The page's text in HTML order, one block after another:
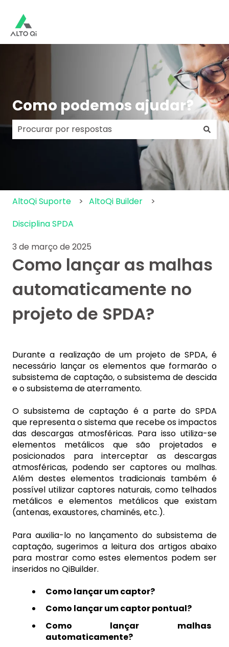
Como podemos ajudar?
Não há sugestões porque o campo de pesquisa
AltoQi Suporte
AltoQi Builder
Disciplina SPDA
3 de março de 2025
Como lançar as malhas
automaticamente no
projeto de SPDA?
Durante a realização de um projeto de SPDA, é
necessário lançar os elementos que formarão o
subsistema de captação, o subsistema de descida
e o subsistema de aterramento.
O subsistema de captação é a parte do SPDA
que representa o sistema que recebe os impactos
das descargas atmosféricas. Para isso utiliza-se
elementos metálicos que são projetados e
posicionados para interceptar as descargas
atmosféricas, podendo ser captores ou malhas.
Além destes elementos tradicionais também é
possível utilizar captores naturais, como telhados
metálicos e elementos metálicos que existam
(antenas, exaustores, chaminés, etc.).
Para auxilia-lo no lançamento do subsistema de
captação, sugerimos a leitura dos artigos abaixo
para mostrar como estes elementos podem ser
inseridos no QiBuilder.
Como lançar um captor?
Como lançar um captor pontual?
Como lançar malhas
automaticamente?